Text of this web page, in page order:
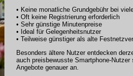
• Keine monatliche Grundgebühr bei
• Oft keine Registrierung erforderlich
• Sehr günstige Minutenpreise
• Ideal für Gelegenheitsnutzer
• Teilweise günstiger als alte
Besonders ältere Nutzer entdecken
auch preisbewusste Smartphone-Nutzer
Angebote genauer an.